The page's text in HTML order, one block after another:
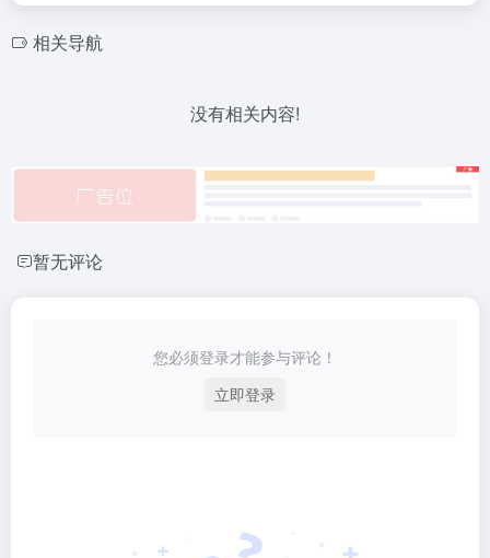
相关导航
没有相关内容!
暂无评论
您必须登录才能参与评论！
立即登录